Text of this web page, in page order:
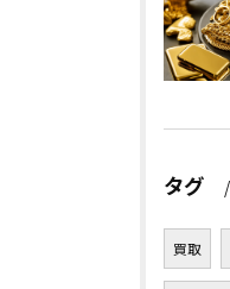
タグ
買取